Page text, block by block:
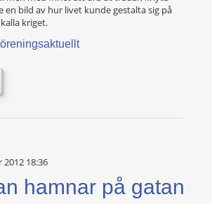
en bild av hur livet kunde gestalta sig på
kriget.
18:36
hamnar på gatan